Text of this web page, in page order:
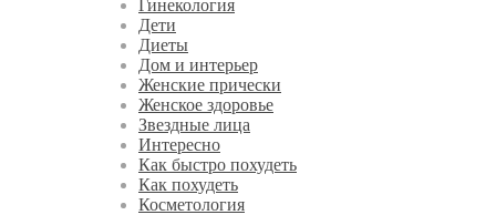
Гинекология
Дети
Диеты
Дом и интерьер
Женские прически
Женское здоровье
Звездные лица
Интересно
Как быстро похудеть
Как похудеть
Косметология